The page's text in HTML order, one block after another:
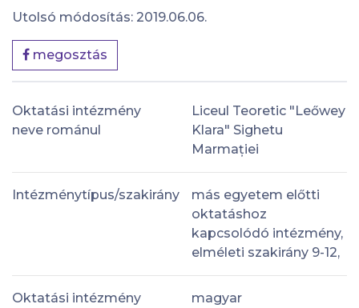
Utolsó módosítás: 2019.06.06.
megosztás
Oktatási intézmény
neve románul
Liceul Teoretic "Leőwey
Klara" Sighetu
Marmației
Intézménytípus/szakirány
más egyetem előtti
oktatáshoz
kapcsolódó intézmény,
elméleti szakirány 9-12,
Oktatási intézmény
magyar